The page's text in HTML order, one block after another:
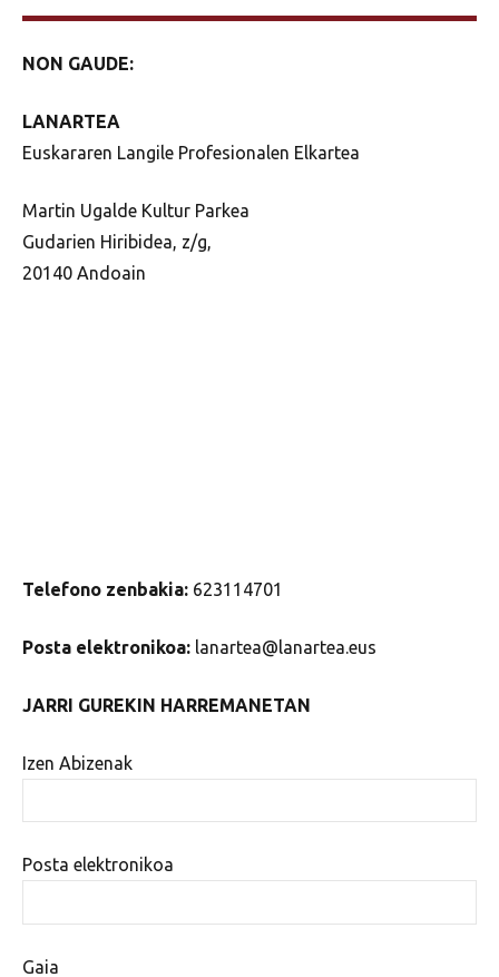
NON GAUDE:
LANARTEA
Euskararen Langile Profesionalen Elkartea
Martin Ugalde Kultur Parkea
Gudarien Hiribidea, z/g,
20140 Andoain
Telefono zenbakia: 623114701
Posta elektronikoa: lanartea@lanartea.eus
JARRI GUREKIN HARREMANETAN
Izen Abizenak
Posta elektronikoa
Gaia